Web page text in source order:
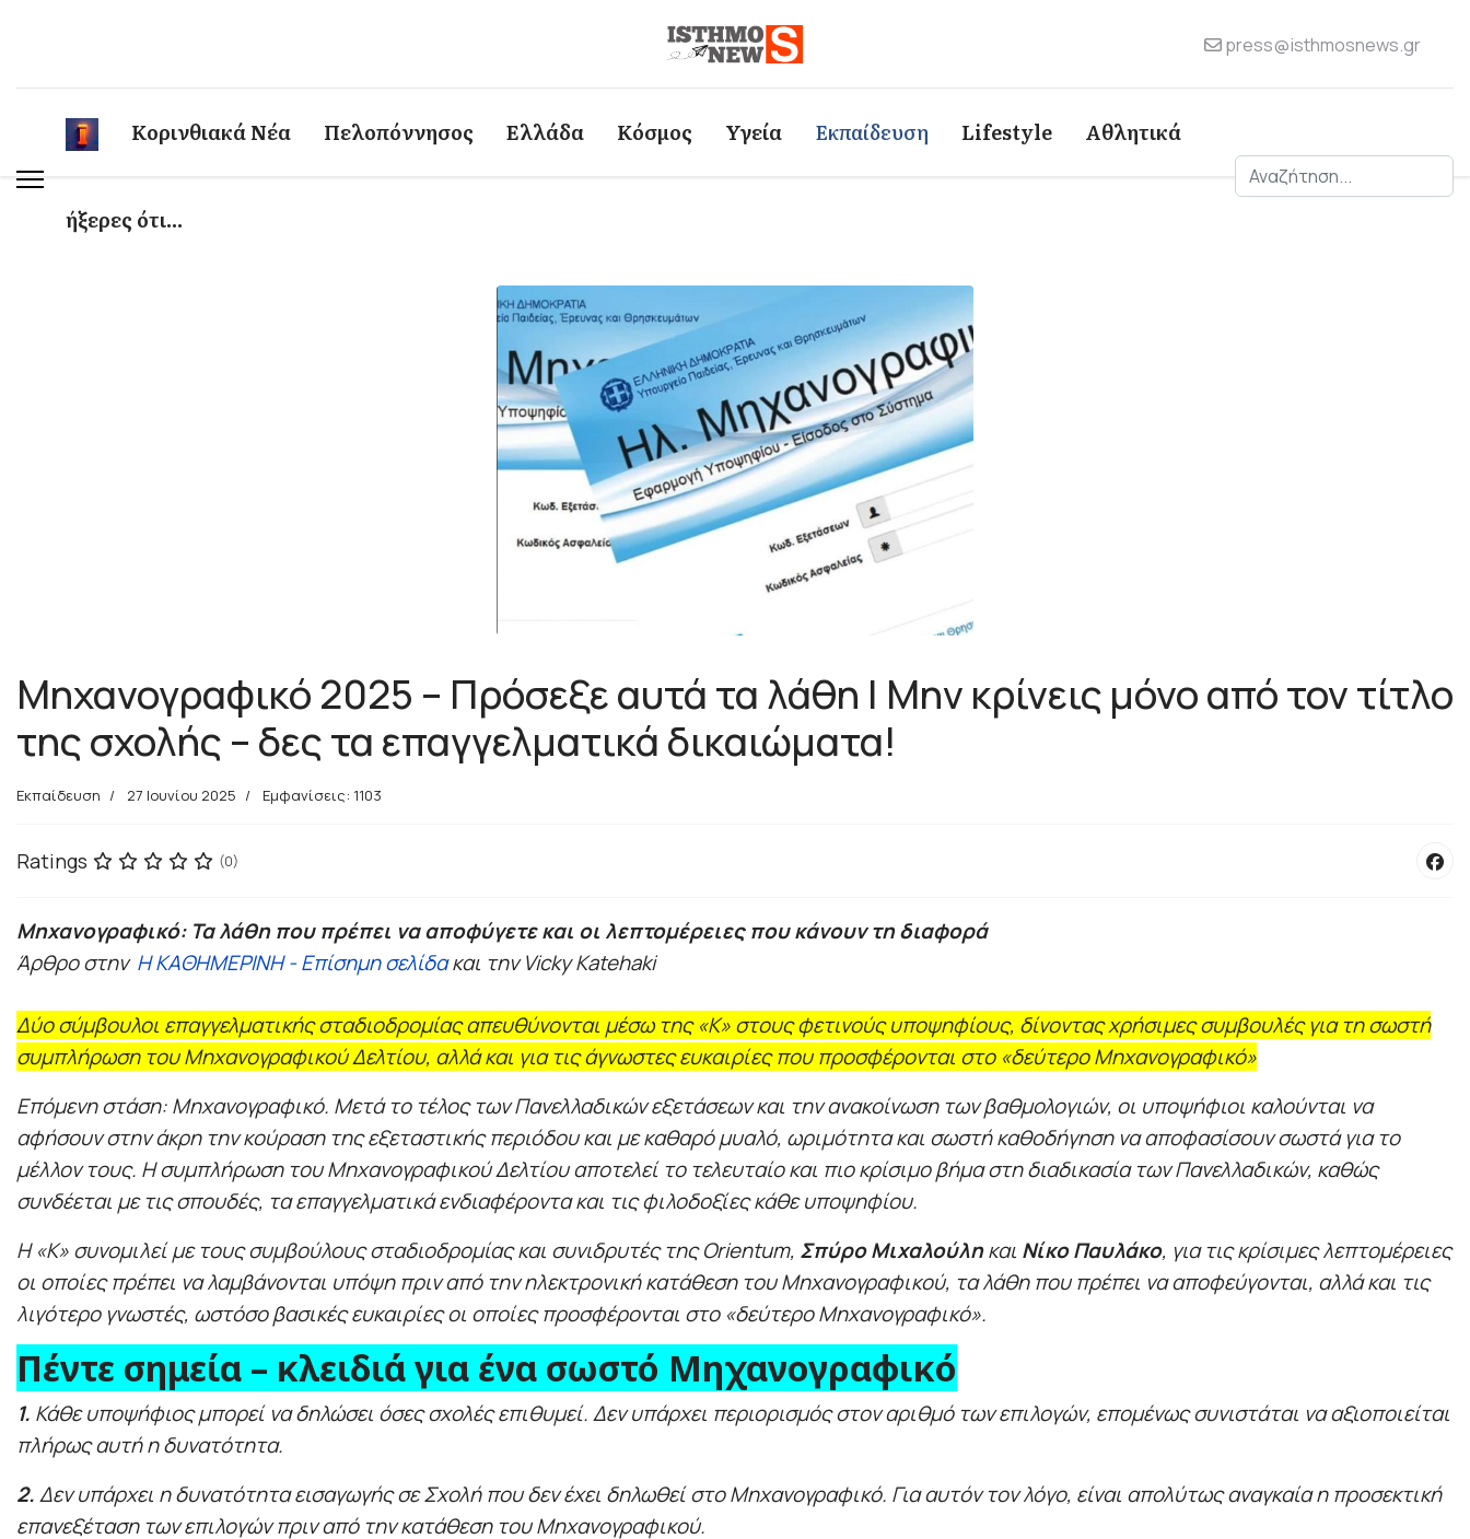
press@isthmosnews.gr
Κορινθιακά Νέα Πελοπόννησος Ελλάδα Κόσμος Υγεία Εκπαίδευση Lifestyle Αθλητικά
ήξερες ότι...
Αναζήτηση
Μηχανογραφικό 2025 – Πρόσεξε αυτά τα λάθη | Μην κρίνεις μόνο από τον τίτλο
της σχολής – δες τα επαγγελματικά δικαιώματα!
Εκπαίδευση 27 Ιουνίου 2025 Εμφανίσεις: 1103
Ratings (0)
Μηχανογραφικό: Τα λάθη που πρέπει να αποφύγετε και οι λεπτομέρειες που κάνουν τη διαφορά
Άρθρο στην Η ΚΑΘΗΜΕΡΙΝΗ - Επίσημη σελίδακαι την Vicky Katehaki
Δύο σύμβουλοι επαγγελματικής σταδιοδρομίας απευθύνονται μέσω της «Κ» στους φετινούς υποψηφίους, δίνοντας χρήσιμες συμβουλές για τη σωστή
συμπλήρωση του Μηχανογραφικού Δελτίου, αλλά και για τις άγνωστες ευκαιρίες που προσφέρονται στο «δεύτερο Μηχανογραφικό»
Επόμενη στάση: Μηχανογραφικό. Μετά το τέλος των Πανελλαδικών εξετάσεων και την ανακοίνωση των βαθμολογιών, οι υποψήφιοι καλούνται να
αφήσουν στην άκρη την κούραση της εξεταστικής περιόδου και με καθαρό μυαλό, ωριμότητα και σωστή καθοδήγηση να αποφασίσουν σωστά για το
μέλλον τους. Η συμπλήρωση του Μηχανογραφικού Δελτίου αποτελεί το τελευταίο και πιο κρίσιμο βήμα στη διαδικασία των Πανελλαδικών, καθώς
συνδέεται με τις σπουδές, τα επαγγελματικά ενδιαφέροντα και τις φιλοδοξίες κάθε υποψηφίου.
Η «Κ» συνομιλεί με τους συμβούλους σταδιοδρομίας και συνιδρυτές της Orientum, Σπύρο Μιχαλούληκαι Νίκο Παυλάκο, για τις κρίσιμες λεπτομέρειες
οι οποίες πρέπει να λαμβάνονται υπόψη πριν από την ηλεκτρονική κατάθεση του Μηχανογραφικού, τα λάθη που πρέπει να αποφεύγονται, αλλά και τις
λιγότερο γνωστές, ωστόσο βασικές ευκαιρίες οι οποίες προσφέρονται στο «δεύτερο Μηχανογραφικό».
Πέντε σημεία – κλειδιά για ένα σωστό Μηχανογραφικό
1. Κάθε υποψήφιος μπορεί να δηλώσει όσες σχολές επιθυμεί. Δεν υπάρχει περιορισμός στον αριθμό των επιλογών, επομένως συνιστάται να αξιοποιείται
πλήρως αυτή η δυνατότητα.
2.Δεν υπάρχει η δυνατότητα εισαγωγής σε Σχολή που δεν έχει δηλωθεί στο Μηχανογραφικό. Για αυτόν τον λόγο, είναι απολύτως αναγκαία η προσεκτική
επανεξέταση των επιλογών πριν από την κατάθεση του Μηχανογραφικού.